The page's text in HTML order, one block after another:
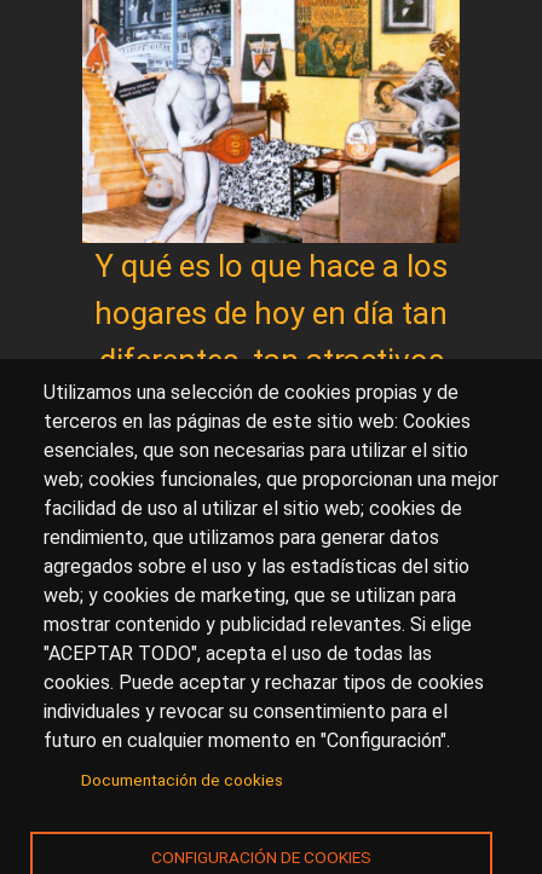
Y qué es lo que hace a los
hogares de hoy en día tan
diferentes, tan atractivos
Sobre artehistoria.com
Para ponerte en contacto con nosotros, escríbenos en
el formulario decontacto
Accesibilidad
Aviso Legal Privacidad
Utilizamos una selección de cookies propias y de
terceros en las páginas de este sitio web: Cookies
esenciales, que son necesarias para utilizar el sitio
web; cookies funcionales, que proporcionan una mejor
facilidad de uso al utilizar el sitio web; cookies de
rendimiento, que utilizamos para generar datos
agregados sobre el uso y las estadísticas del sitio
web; y cookies de marketing, que se utilizan para
mostrar contenido y publicidad relevantes. Si elige
"ACEPTAR TODO", acepta el uso de todas las
cookies. Puede aceptar y rechazar tipos de cookies
individuales y revocar su consentimiento para el
futuro en cualquier momento en "Configuración".
Documentación de cookies
CONFIGURACIÓN DE COOKIES
© Copyright 2017.arteHistoria&Toools, S.Lo sus
licenciantes son los propietarios de todos los derechos
de propiedad intelectual e industrial de:
(a) este sitio web publicado bajo el dominio
(b) todo el material publicado en artehistoria.com
(incluyendo, sin limitación, textos, imágenes, fotografías,